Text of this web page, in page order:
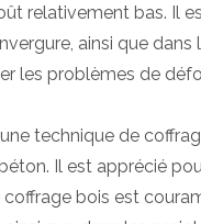
relativement bas. Il
ainsi que
les problèmes de
technique de
Il est apprécié
bois est